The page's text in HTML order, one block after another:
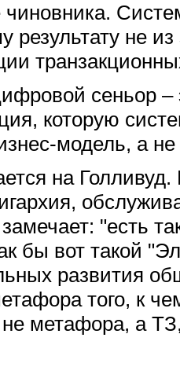
чиновника.
результату не
сеньор –
которую
модель, а
на Голливуд.
"есть
бы вот такой
развития
того, к
метафора, а